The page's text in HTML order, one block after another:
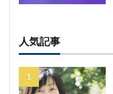
人気記事